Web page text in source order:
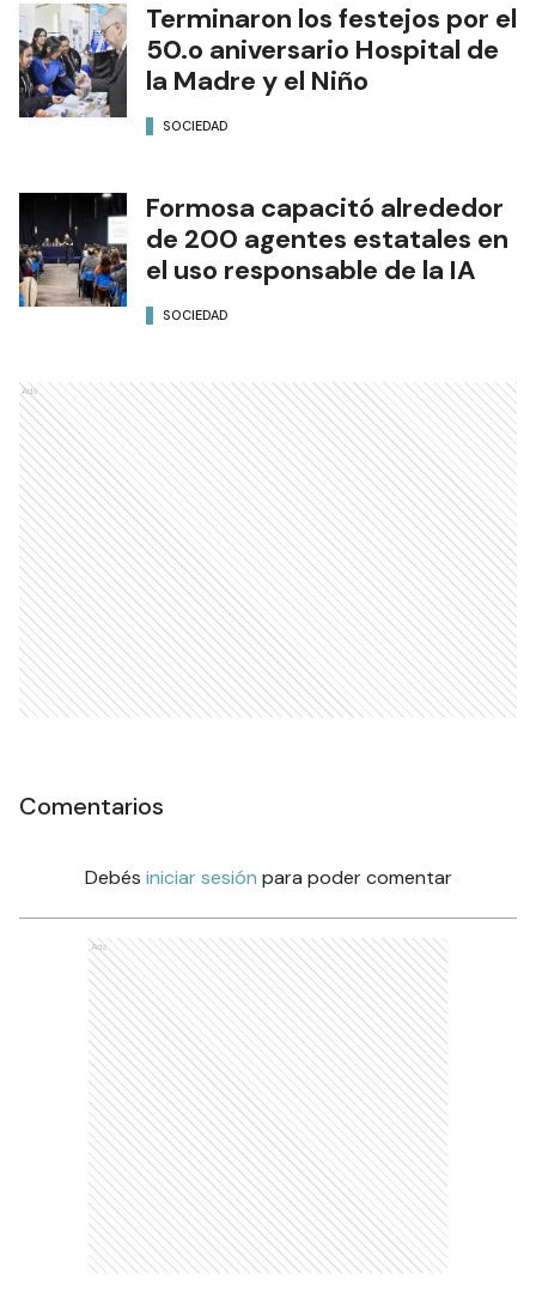
Terminaron los festejos por el
50.o aniversario Hospital de
la Madre y el Niño
SOCIEDAD
Formosa capacitó alrededor
de 200 agentes estatales en
el uso responsable de la IA
SOCIEDAD
Ads
Comentarios
Debés iniciar sesión para poder comentar
Ads